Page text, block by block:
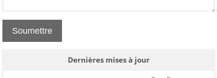
Soumettre
Dernières mises à jour